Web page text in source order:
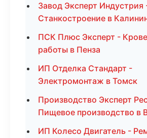
Завод Эксперт Индустрия
Станкостроение в
ПСК Плюс Эксперт -
работы в Пенза
ИП Отделка Стандарт -
Электромонтаж в Томск
Производство Эксперт
Пищевое производство в
ИП Колесо Двигатель -